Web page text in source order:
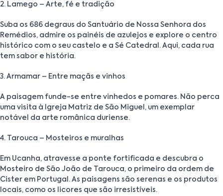
2. Lamego – Arte, fé e tradição
Suba os 686 degraus do Santuário de Nossa Senhora dos
Remédios, admire os painéis de azulejos e explore o centro
histórico com o seu castelo e a Sé Catedral. Aqui, cada rua
tem sabor e história.
3. Armamar – Entre maçãs e vinhos
A paisagem funde-se entre vinhedos e pomares. Não perca
uma visita à Igreja Matriz de São Miguel, um exemplar
notável da arte românica duriense.
4. Tarouca – Mosteiros e muralhas
Em Ucanha, atravesse a ponte fortificada e descubra o
Mosteiro de São João de Tarouca, o primeiro da ordem de
Cister em Portugal. As paisagens são serenas e os produtos
locais, como os licores que são irresistíveis.